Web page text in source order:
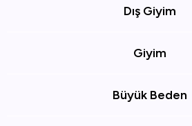
Dış Giyim
Giyim
Büyük Beden